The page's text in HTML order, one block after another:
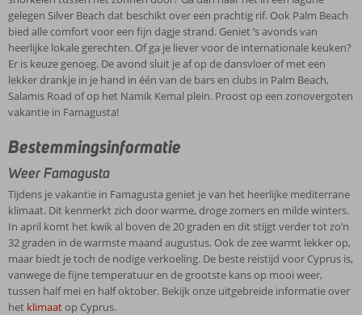
gelegen Silver Beach dat beschikt over een prachtig rif. Ook Palm Beach
bied alle comfort voor een fijn dagje strand. Geniet ’s avonds van
heerlijke lokale gerechten. Of ga je liever voor de internationale keuken?
Er is keuze genoeg. De avond sluit je af op de dansvloer of met een
lekker drankje in je hand in één van de bars en clubs in Palm Beach,
Salamis Road of op het Namik Kemal plein. Proost op een zonovergoten
vakantie in Famagusta!
Bestemmingsinformatie
Weer Famagusta
Tijdens je vakantie in Famagusta geniet je van het heerlijke mediterrane
klimaat. Dit kenmerkt zich door warme, droge zomers en milde winters.
In april komt het kwik al boven de 20 graden en dit stijgt verder tot zo’n
32 graden in de warmste maand augustus. Ook de zee warmt lekker op,
maar biedt je toch de nodige verkoeling. De beste reistijd voor Cyprus is,
vanwege de fijne temperatuur en de grootste kans op mooi weer,
tussen half mei en half oktober. Bekijk onze uitgebreide informatie over
het klimaatop Cyprus.